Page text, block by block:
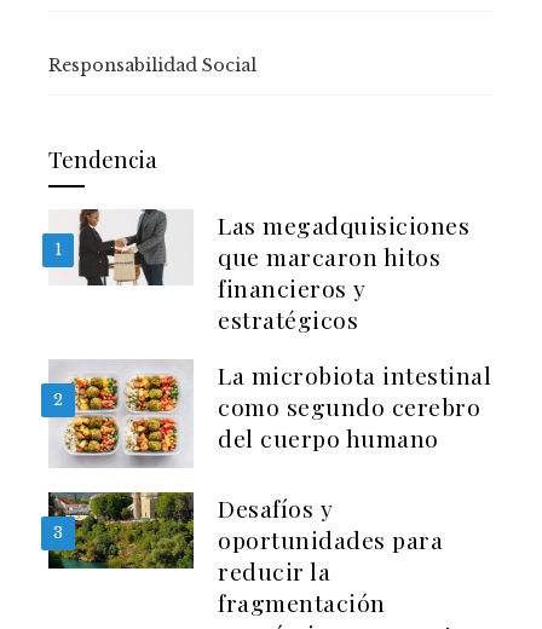
Responsabilidad Social
Tendencia
1
Las megadquisiciones
que marcaron hitos
financieros y
estratégicos
2
La microbiota intestinal
como segundo cerebro
del cuerpo humano
3
Desafíos y
oportunidades para
reducir la
fragmentación